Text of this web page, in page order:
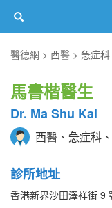
醫德網
西醫 急症科
馬書楷醫生
Dr. Ma Shu Kai
西醫、急症科
診所地址
香港新界沙田澤祥街 9